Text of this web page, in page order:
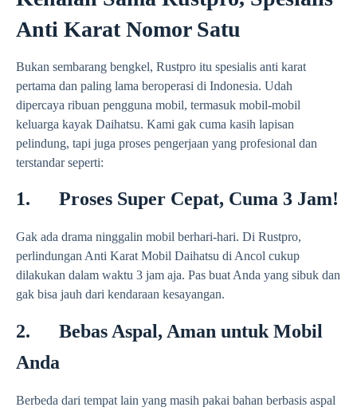
Anti Karat Nomor Satu
Bukan sembarang bengkel, Rustpro itu spesialis anti karat
pertama dan paling lama beroperasi di Indonesia. Udah
dipercaya ribuan pengguna mobil, termasuk mobil-mobil
keluarga kayak Daihatsu. Kami gak cuma kasih lapisan
pelindung, tapi juga proses pengerjaan yang profesional dan
terstandar seperti:
1. Proses Super Cepat, Cuma 3 Jam!
Gak ada drama ninggalin mobil berhari-hari. Di Rustpro,
perlindungan Anti Karat Mobil Daihatsu di Ancol cukup
dilakukan dalam waktu 3 jam aja. Pas buat Anda yang sibuk dan
gak bisa jauh dari kendaraan kesayangan.
2. Bebas Aspal, Aman untuk Mobil
Anda
Berbeda dari tempat lain yang masih pakai bahan berbasis aspal